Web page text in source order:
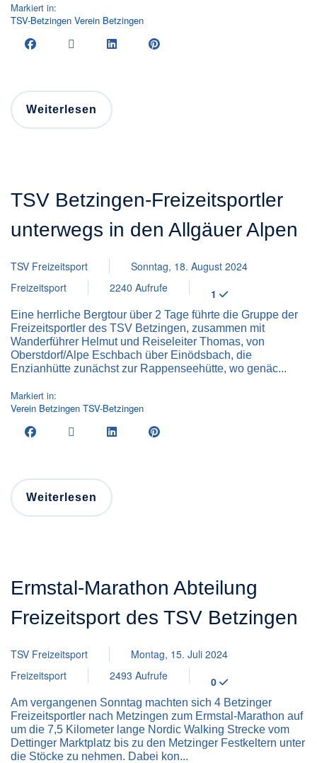
Markiert in:
TSV-Betzingen Verein Betzingen
Weiterlesen
TSV Betzingen-Freizeitsportler
unterwegs in den Allgäuer Alpen
TSV Freizeitsport
Sonntag, 18. August 2024
Freizeitsport
2240 Aufrufe 1
Eine herrliche Bergtour über 2 Tage führte die Gruppe der
Freizeitsportler des TSV Betzingen, zusammen mit
Wanderführer Helmut und Reiseleiter Thomas, von
Oberstdorf/Alpe Eschbach über Einödsbach, die
Enzianhütte zunächst zur Rappenseehütte, wo genäc...
Markiert in:
Verein Betzingen TSV-Betzingen
Weiterlesen
Ermstal-Marathon Abteilung
Freizeitsport des TSV Betzingen
TSV Freizeitsport
Montag, 15. Juli 2024
Freizeitsport
2493 Aufrufe 0
Am vergangenen Sonntag machten sich 4 Betzinger
Freizeitsportler nach Metzingen zum Ermstal-Marathon auf
um die 7,5 Kilometer lange Nordic Walking Strecke vom
Dettinger Marktplatz bis zu den Metzinger Festkeltern unter
die Stöcke zu nehmen. Dabei kon...